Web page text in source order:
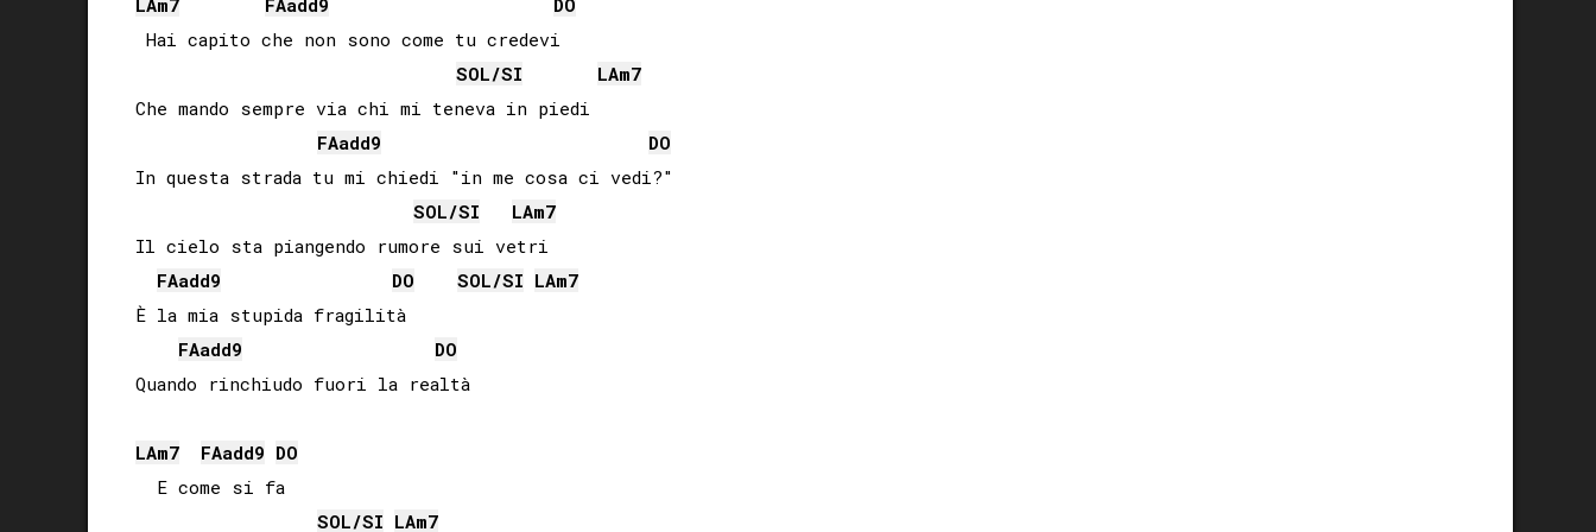
LAm7 FAadd9
DO
Hai capito che non sono come tu credevi
SOL/SI LAm7
Che mando sempre via chi mi teneva in piedi
FAadd9
DO
In questa strada tu mi chiedi "in me cosa ci vedi?"
SOL/SI LAm7
Il cielo sta piangendo rumore sui vetri
FAadd9 DO SOL/SI LAm7
È la mia stupida fragilità
FAadd9
DO
Quando rinchiudo fuori la realtà
LAm7 FAadd9 DO
  E come si fa
SOL/SI LAm7